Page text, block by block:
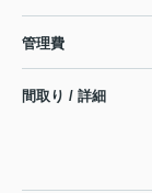
管理費
間取り / 詳細